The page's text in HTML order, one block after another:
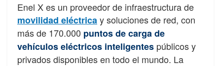
Enel X es un proveedor de infraestructura de
movilidad eléctricay soluciones de red, con
más de 170.000 puntos de carga de
vehículos eléctricos inteligentes públicos y
privados disponibles en todo el mundo. La